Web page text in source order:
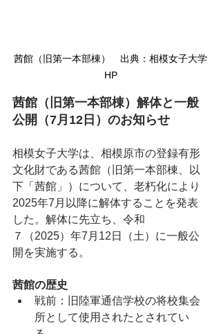
茜館（旧第一本部棟）　出典：相模女子大学
HP
茜館（旧第一本部棟）解体と一般
公開（7月12日）のお知らせ
相模女子大学は、相模原市の登録有形
文化財である茜館（旧第一本部棟、以
下「茜館」）について、老朽化により
2025年7月以降に解体することを発表
した。解体に先立ち、令和
７（2025）年7月12日（土）に一般公
開を実施する。
茜館の歴史
戦前：旧陸軍通信学校の将校集会
所として使用されたとされてい